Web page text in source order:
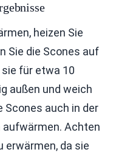
heizen Sie
Sie die Scones auf
für etwa 10
außen und weich
Scones auch in der
aufwärmen. Achten
erwärmen, da sie